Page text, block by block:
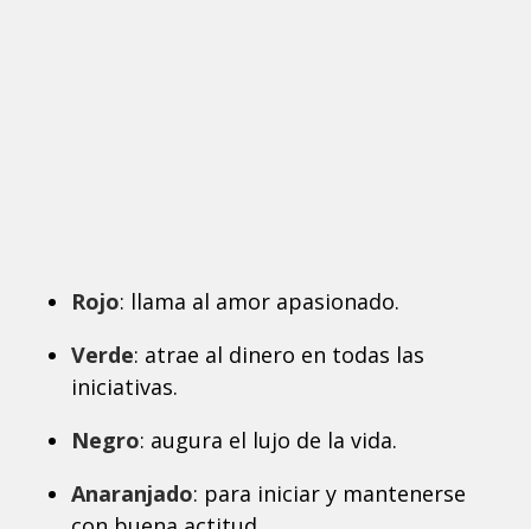
Rojo: llama al amor apasionado.
Verde: atrae al dinero en todas las
iniciativas.
Negro: augura el lujo de la vida.
Anaranjado: para iniciar y mantenerse